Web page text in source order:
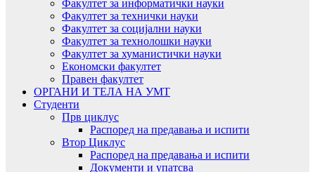
Факултет за информатички науки
Факултет за технички науки
Факултет за социјални науки
Факултет за технолошки науки
Факултет за хуманистички науки
Економски факултет
Правен факултет
ОРГАНИ И ТЕЛА НА УМТ
Студенти
Прв циклус
Распоред на предавањa и испити
Втор Циклус
Распоред на предавањa и испити
Документи и упатсва